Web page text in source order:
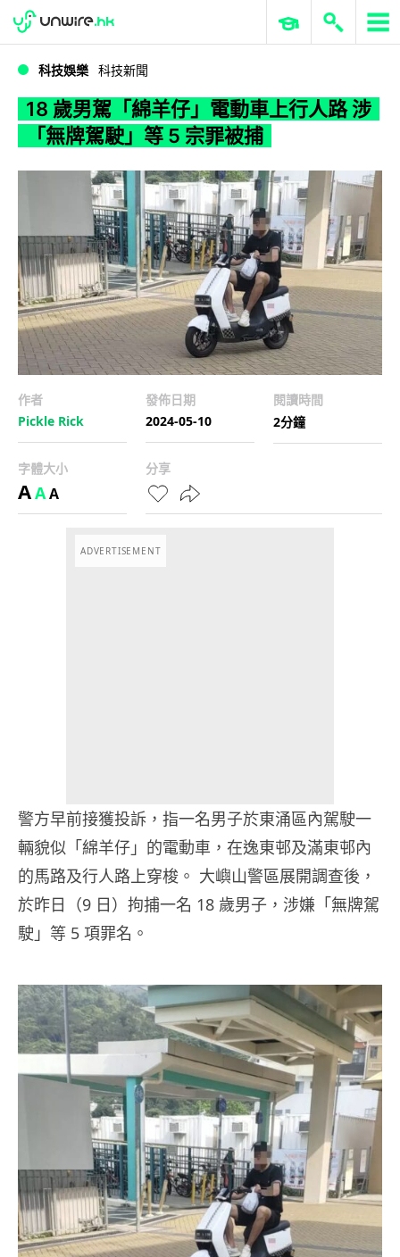
WWDC 2026 ERP 與商業 AI
科技娛樂 科技新聞
18 歲男駕「綿羊仔」電動車上行人路 涉
「無牌駕駛」等 5 宗罪被捕
作者
Pickle Rick
發佈日期
2024-05-10
閱讀時間
2分鐘
字體大小
AAA
分享
ADVERTISEMENT
警方早前接獲投訴，指一名男子於東涌區內駕駛一
輛貌似「綿羊仔」的電動車，在逸東邨及滿東邨內
的馬路及行人路上穿梭。 大嶼山警區展開調查後，
於昨日（9 日）拘捕一名 18 歲男子，涉嫌「無牌駕
駛」等 5 項罪名。